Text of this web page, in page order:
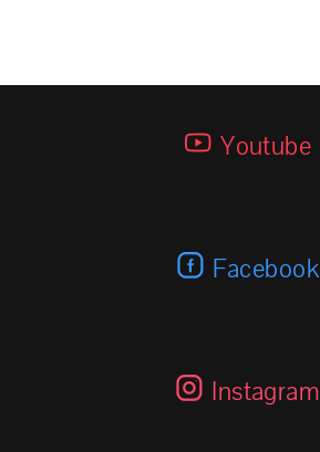
69T240
Youtube
Facebook
Instagram